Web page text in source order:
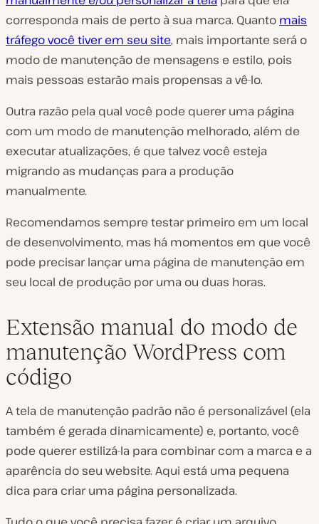
u
z
i
r
v
e
corresponda mais de perto à sua marca. Quanto mais
tráfego você tiver em seu site, mais importante será o
modo de manutenção de mensagens e estilo, pois
mais pessoas estarão mais propensas a vê-lo.
Outra razão pela qual você pode querer uma página
com um modo de manutenção melhorado, além de
executar atualizações, é que talvez você esteja
migrando as mudanças para a produção
manualmente.
Recomendamos sempre testar primeiro em um local
de desenvolvimento, mas há momentos em que você
pode precisar lançar uma página de manutenção em
seu local de produção por uma ou duas horas.
Extensão manual do modo de
manutenção WordPress com
código
A tela de manutenção padrão não é personalizável (ela
também é gerada dinamicamente) e, portanto, você
pode querer estilizá-la para combinar com a marca e a
aparência do seu website. Aqui está uma pequena
dica para criar uma página personalizada.